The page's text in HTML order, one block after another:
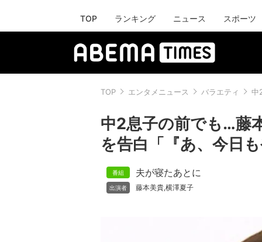
TOP ランキング ニュース スポーツ
TOP エンタメニュース バラエティ 中
中2息子の前でも…藤
を告白「『あ、今日
夫が寝たあとに
藤本美貴,横澤夏子